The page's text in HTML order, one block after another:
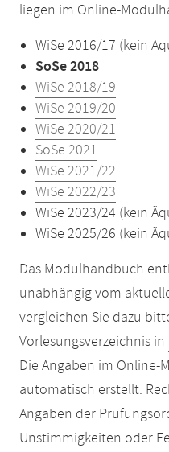
liegen im Online-
WiSe 2016/17 (kein
SoSe 2018
WiSe 2018/19
WiSe 2019/20
WiSe 2020/21
SoSe 2021
WiSe 2021/22
WiSe 2022/23
WiSe 2023/24 (kein
WiSe 2025/26 (kein
Das Modulhandbuch
unabhängig vom
vergleichen Sie dazu
Vorlesungsverzeichnis in
Die Angaben im
automatisch erstellt.
Angaben der
Unstimmigkeiten oder